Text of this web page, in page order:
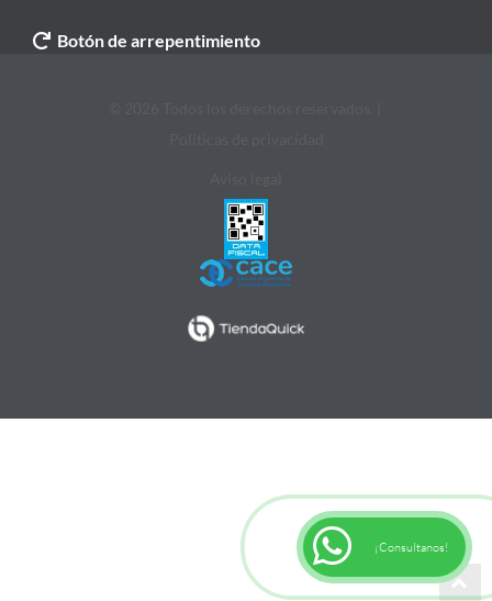
Botón de arrepentimiento
¡Consultanos!